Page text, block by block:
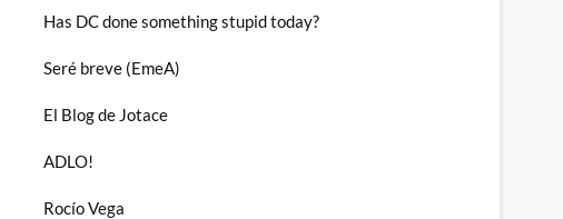
Has DC done something stupid today?
Seré breve (EmeA)
El Blog de Jotace
ADLO!
Rocío Vega